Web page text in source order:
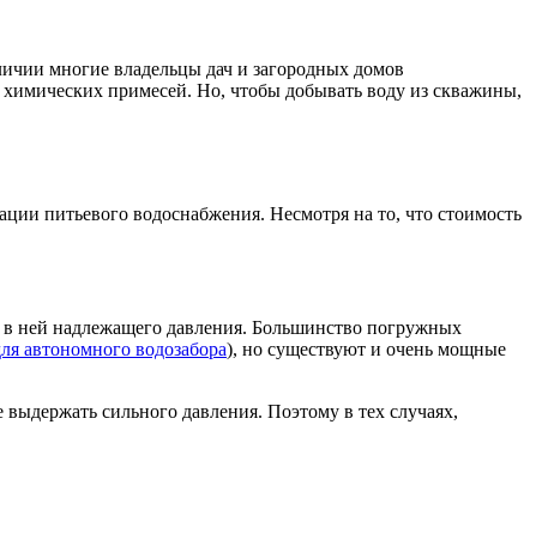
многие владельцы дач и загородных домов
примесей. Но, чтобы добывать воду из скважины,
питьевого водоснабжения. Несмотря на то, что стоимость
ней надлежащего давления. Большинство погружных
автономного водозабора), но существуют и очень мощные
сильного давления. Поэтому в тех случаях,